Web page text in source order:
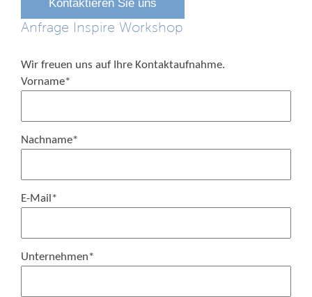
Kontaktieren Sie uns
Anfrage Inspire Workshop
Wir freuen uns auf Ihre Kontaktaufnahme.
Vorname*
Nachname*
E-Mail *
Unternehmen*